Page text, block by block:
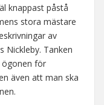
knappast påstå
stora mästare
av
Nickleby. Tanken
för
även att man ska